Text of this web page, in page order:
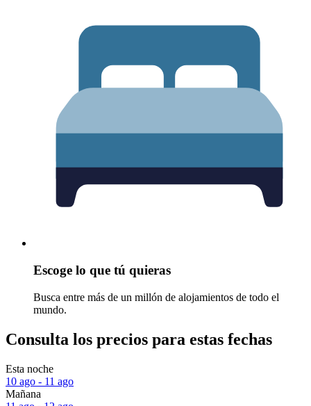
Escoge lo que tú quieras
Busca entre más de un millón de alojamientos de todo el
mundo.
Consulta los precios para estas fechas
Esta noche
10 ago - 11 ago
Mañana